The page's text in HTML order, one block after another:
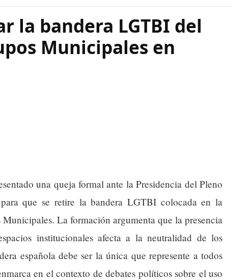
la bandera LGTBI del
Municipales en
una queja formal ante la Presidencia del Pleno
que se retire la bandera LGTBI colocada en la
La formación argumenta que la presencia
institucionales afecta a la neutralidad de los
española debe ser la única que represente a todos
en el contexto de debates políticos sobre el uso